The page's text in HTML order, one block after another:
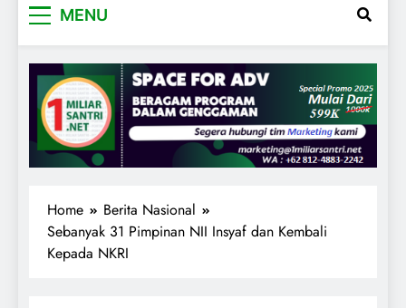
MENU
Home
Berita Nasional
Sebanyak 31 Pimpinan NII Insyaf dan Kembali
Kepada NKRI